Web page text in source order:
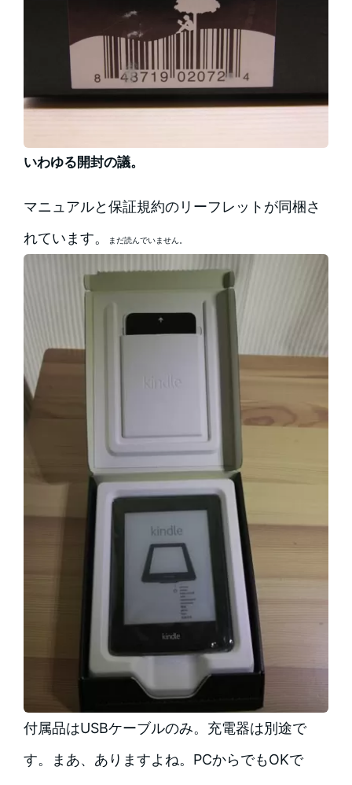
いわゆる開封の議。
マニュアルと保証規約のリーフレットが同梱さ
れています。
まだ読んでいません。
付属品はUSBケーブルのみ。充電器は別途で
す。まあ、ありますよね。PCからでもOKで